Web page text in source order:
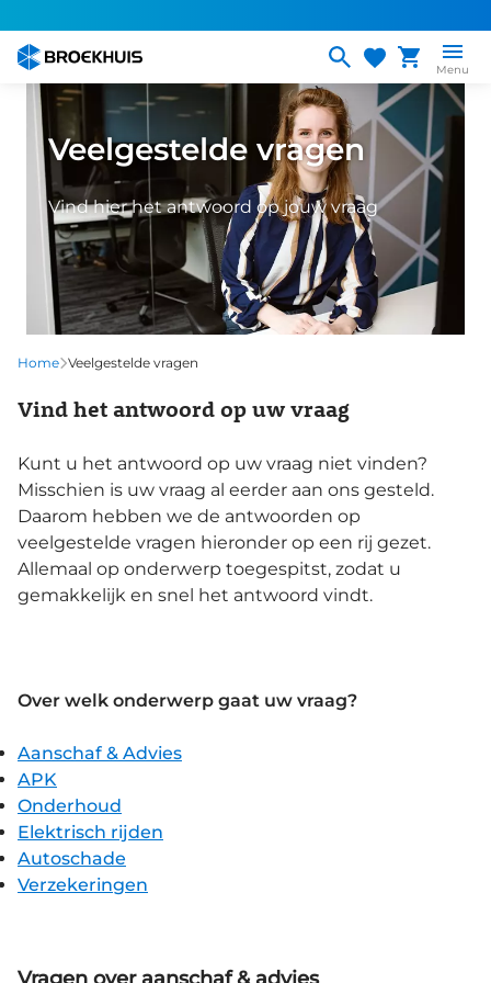
naar
inhoud
gaan
Menu
Veelgestelde vragen
Vind hier het antwoord op jouw vraag
Home Veelgestelde vragen
Vind het antwoord op uw vraag
Kunt u het antwoord op uw vraag niet vinden?
Misschien is uw vraag al eerder aan ons gesteld.
Daarom hebben we de antwoorden op
veelgestelde vragen hieronder op een rij gezet.
Allemaal op onderwerp toegespitst, zodat u
gemakkelijk en snel het antwoord vindt.
Over welk onderwerp gaat uw vraag?
Aanschaf & Advies
APK
Onderhoud
Elektrisch rijden
Autoschade
Verzekeringen
Vragen over aanschaf & advies